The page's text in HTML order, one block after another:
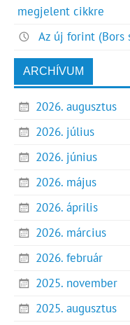
megjelent cikkre
Az új forint (Bors
ARCHÍVUM
2026. augusztus
2026. július
2026. június
2026. május
2026. április
2026. március
2026. február
2025. november
2025. augusztus